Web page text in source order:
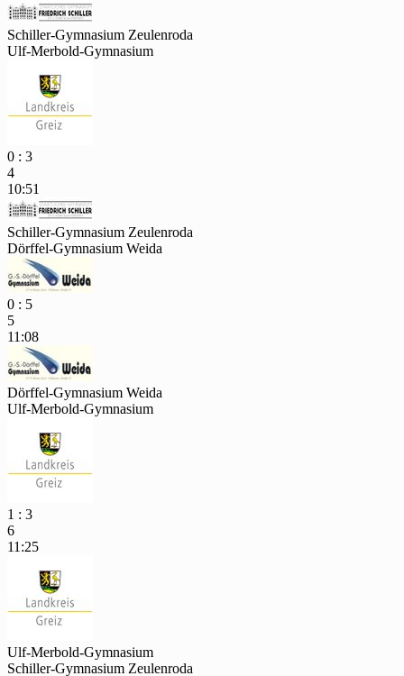
Schiller-Gymnasium Zeulenroda
Ulf-Merbold-Gymnasium
0 : 3
4
10:51
Schiller-Gymnasium Zeulenroda
Dörffel-Gymnasium Weida
0 : 5
5
11:08
Dörffel-Gymnasium Weida
Ulf-Merbold-Gymnasium
1 : 3
6
11:25
Ulf-Merbold-Gymnasium
Schiller-Gymnasium Zeulenroda